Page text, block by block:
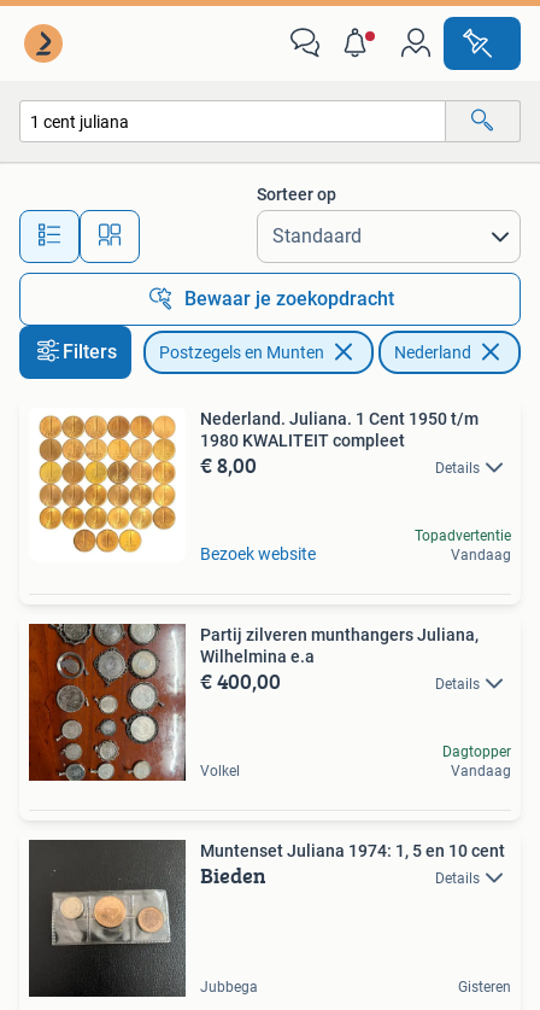
Alle afstanden…
Sorteer op
Bewaar je zoekopdracht
Filters Postzegels en Munten Nederland
Nederland. Juliana. 1 Cent 1950 t/m
1980 KWALITEIT compleet
€ 8,00 Details
Bezoek website
Topadvertentie
Vandaag
Partij zilveren munthangers Juliana,
Wilhelmina e.a
€ 400,00 Details
Volkel
Dagtopper
Vandaag
Muntenset Juliana 1974: 1, 5 en 10 cent
Bieden Details
Jubbega Gisteren